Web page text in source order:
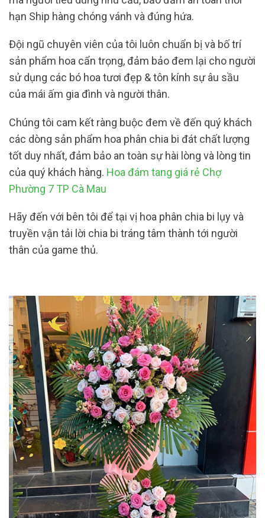
hạn Ship hàng chóng vánh và đúng hứa.
Đội ngũ chuyên viên của tôi luôn chuẩn bị và bố trí
sản phẩm hoa cẩn trọng, đảm bảo đem lại cho người
sử dụng các bó hoa tươi đẹp & tôn kính sự âu sầu
của mái ấm gia đình và người thân.
Chúng tôi cam kết ràng buộc đem về đến quý khách
các dòng sản phẩm hoa phân chia bi đát chất lượng
tốt duy nhất, đảm bảo an toàn sự hài lòng và lòng tin
của quý khách hàng. Hoa đám tang giá rẻ Chợ
Phường 7 TP Cà Mau
Hãy đến với bên tôi để tại vị hoa phân chia bi lụy và
truyền vận tải lời chia bi tráng tâm thành tới người
thân của game thủ.